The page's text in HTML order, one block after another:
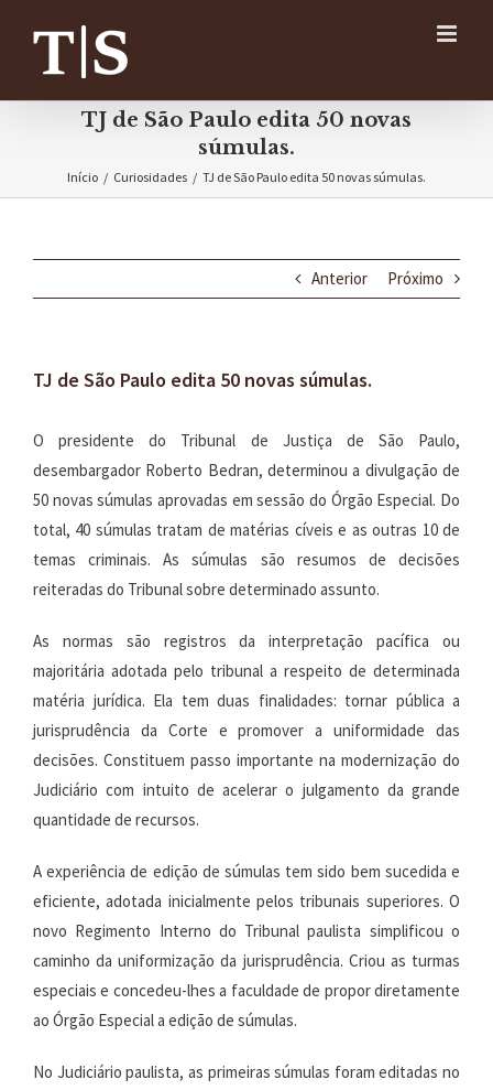
conteúdo
TJ de São Paulo edita 50 novas
súmulas.
Início / Curiosidades / TJ de São Paulo edita 50 novas súmulas.
Anterior Próximo
TJ de São Paulo edita 50 novas súmulas.
O presidente do Tribunal de Justiça de São Paulo,
desembargador Roberto Bedran, determinou a divulgação de
50 novas súmulas aprovadas em sessão do Órgão Especial. Do
total, 40 súmulas tratam de matérias cíveis e as outras 10 de
temas criminais. As súmulas são resumos de decisões
reiteradas do Tribunal sobre determinado assunto.
As normas são registros da interpretação pacífica ou
majoritária adotada pelo tribunal a respeito de determinada
matéria jurídica. Ela tem duas finalidades: tornar pública a
jurisprudência da Corte e promover a uniformidade das
decisões. Constituem passo importante na modernização do
Judiciário com intuito de acelerar o julgamento da grande
quantidade de recursos.
A experiência de edição de súmulas tem sido bem sucedida e
eficiente, adotada inicialmente pelos tribunais superiores. O
novo Regimento Interno do Tribunal paulista simplificou o
caminho da uniformização da jurisprudência. Criou as turmas
especiais e concedeu-lhes a faculdade de propor diretamente
ao Órgão Especial a edição de súmulas.
No Judiciário paulista, as primeiras súmulas foram editadas no